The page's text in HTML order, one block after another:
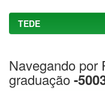
TEDE
Navegando por
graduação-